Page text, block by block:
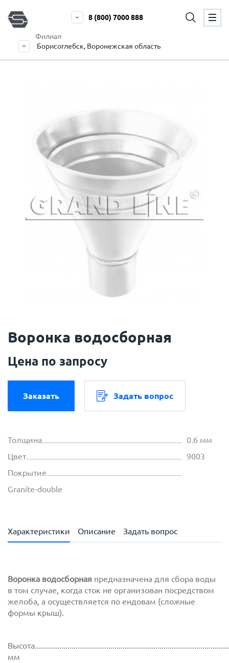
Филиал
Борисоглебск, Воронежская область
8 (800) 7000 888
Воронка водосборная
Цена по запросу
Заказать Задать вопрос
Толщина
0.6 мм
Цвет
9003
Покрытие
Granite-double
Характеристики Описание Задать вопрос
Воронка водосборная предназначена для сбора воды
в том случае, когда сток не организован посредством
желоба, а осуществляется по ендовам (сложные
формы крыш).
мм